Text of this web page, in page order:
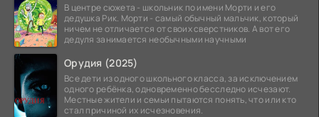
В центре сюжета - школьник по имени Морти и его
дедушка Рик. Морти - самый обычный мальчик, который
ничем не отличается от своих сверстников. А вот его
дедуля занимается необычными научными
Орудия (2025)
Все дети из одного школьного класса, за исключением
одного ребёнка, одновременно бесследно исчезают.
Местные жители и семьи пытаются понять, что или кто
стал причиной их исчезновения.